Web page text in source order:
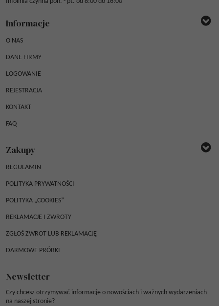
Informacje
O NAS
DANE FIRMY
LOGOWANIE
REJESTRACJA
KONTAKT
FAQ
Zakupy
REGULAMIN
POLITYKA PRYWATNOŚCI
POLITYKA „COOKIES”
REKLAMACJE I ZWROTY
ZGŁOŚ ZWROT LUB REKLAMACJĘ
DARMOWE PRÓBKI
Newsletter
Czy chcesz otrzymywać informacje o nowościach i ważnych wydarzeniach
na naszej stronie?